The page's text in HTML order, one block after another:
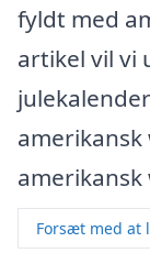
fyldt med
artikel vil vi
Forsæt med at